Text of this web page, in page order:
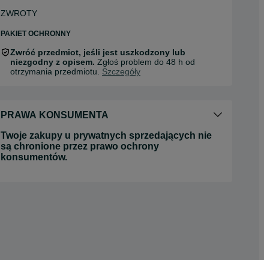
ZWROTY
PAKIET OCHRONNY
Zwróć przedmiot, jeśli jest uszkodzony lub
niezgodny z opisem. Zgłoś problem do 48 h od
otrzymania przedmiotu. Szczegóły
PRAWA KONSUMENTA
Twoje zakupy u prywatnych sprzedających nie
są chronione przez prawo ochrony
konsumentów.